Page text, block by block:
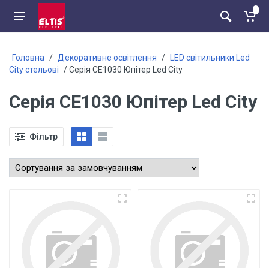
Головна / Декоративне освітлення /
LED світильники Led
City стельові / Серія CE1030 Юпітер Led City
Серія CE1030 Юпітер Led City
Фільтр